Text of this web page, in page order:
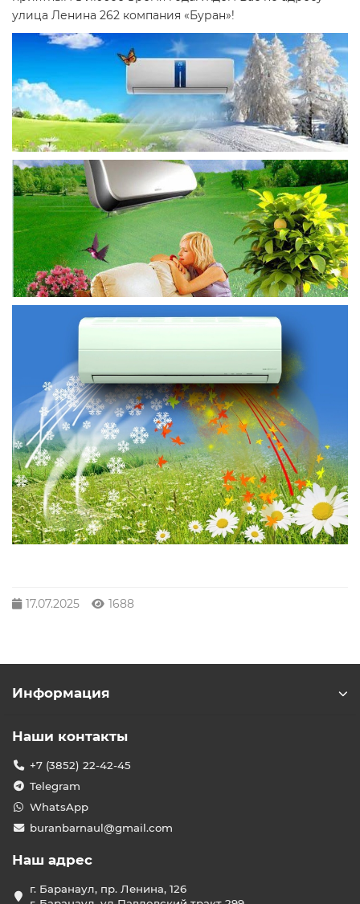
улица Ленина 262 компания «Буран»!
17.07.2025 1688
Информация
Наши контакты
+7 (3852) 22-42-45
Telegram
WhatsApp
buranbarnaul@gmail.com
Наш адрес
г. Баранаул, пр. Ленина, 126